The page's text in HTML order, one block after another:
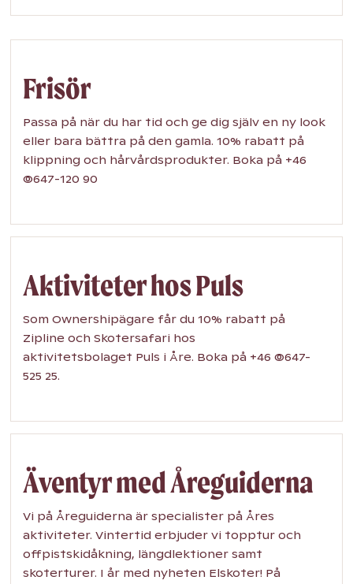
Frisör
Passa på när du har tid och ge dig själv en ny look
eller bara bättra på den gamla. 10% rabatt på
klippning och hårvårdsprodukter. Boka på +46
(0)647-120 90
Aktiviteter hos Puls
Som Ownershipägare får du 10% rabatt på
Zipline och Skotersafari hos
aktivitetsbolaget Puls i Åre. Boka på +46 (0)647-
525 25.
Äventyr med Åreguiderna
Vi på Åreguiderna är specialister på Åres
aktiviteter. Vintertid erbjuder vi topptur och
offpistskidåkning, längdlektioner samt
skoterturer. I år med nyheten Elskoter! På